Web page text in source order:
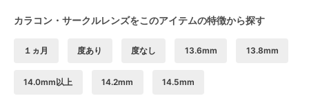
カラコン・サークルレンズをこのアイテムの特徴から探す
１ヵ月 度あり 度なし 13.6mm 13.8mm
14.0mm以上 14.2mm 14.5mm